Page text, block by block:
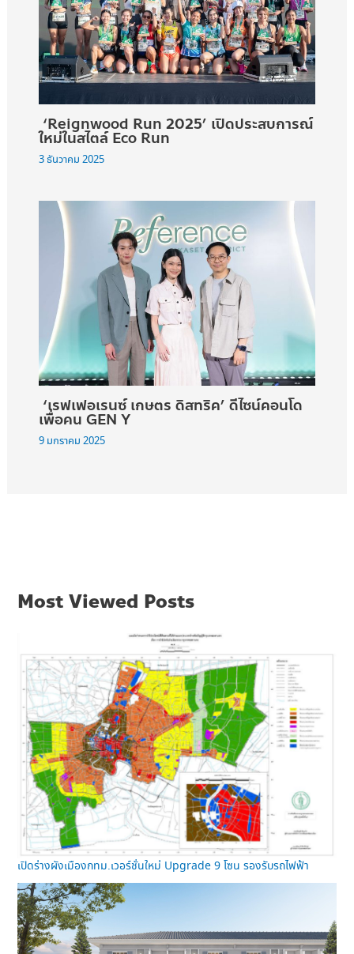
‘Reignwood Run 2025’ เปิดประสบการณ์
ใหม่ในสไตล์ Eco Run
3 ธันวาคม 2025
‘เรฟเฟอเรนซ์ เกษตร ดิสทริค’ ดีไซน์คอนโด
เพื่อคน GEN Y
9 มกราคม 2025
Most Viewed Posts
เปิดร่างผังเมืองกทม.เวอร์ชั่นใหม่ Upgrade 9 โซน รองรับรถไฟฟ้า